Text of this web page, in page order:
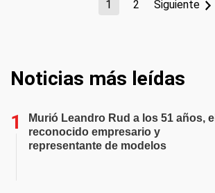
1 2 Siguiente
Noticias más leídas
Murió Leandro Rud a los 51 años, el
reconocido empresario y
representante de modelos